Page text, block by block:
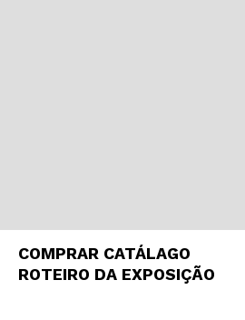
COMPRAR CATÁLAGO
ROTEIRO DA EXPOSIÇÃO